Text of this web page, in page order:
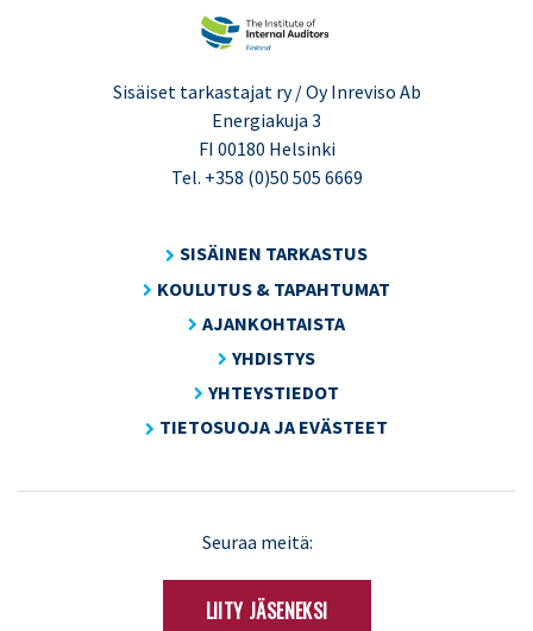
Sisäiset tarkastajat ry / Oy Inreviso Ab
Energiakuja 3
FI 00180 Helsinki
Tel. +358 (0)50 505 6669
SISÄINEN TARKASTUS
KOULUTUS & TAPAHTUMAT
AJANKOHTAISTA
YHDISTYS
YHTEYSTIEDOT
TIETOSUOJA JA EVÄSTEET
Seuraa meitä:
LIITY JÄSENEKSI